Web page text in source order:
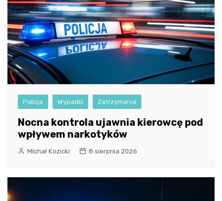
Policja Wypadki Zatrzymania
Nocna kontrola ujawnia kierowcę pod
wpływem narkotyków
Michał Kozicki 8 sierpnia 2026